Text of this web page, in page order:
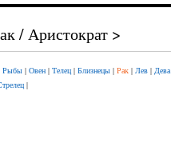
/ Аристократ >
Рыбы | Овен | Телец | Близнецы | Рак | Лев | Дева
|